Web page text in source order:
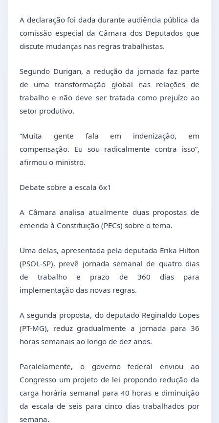
A declaração foi dada durante audiência pública da
comissão especial da Câmara dos Deputados que
discute mudanças nas regras trabalhistas.
Segundo Durigan, a redução da jornada faz parte
de uma transformação global nas relações de
trabalho e não deve ser tratada como prejuízo ao
setor produtivo.
“Muita gente fala em indenização, em
compensação. Eu sou radicalmente contra isso”,
afirmou o ministro.
Debate sobre a escala 6x1
A Câmara analisa atualmente duas propostas de
emenda à Constituição (PECs) sobre o tema.
Uma delas, apresentada pela deputada Erika Hilton
(PSOL-SP), prevê jornada semanal de quatro dias
de trabalho e prazo de 360 dias para
implementação das novas regras.
A segunda proposta, do deputado Reginaldo Lopes
(PT-MG), reduz gradualmente a jornada para 36
horas semanais ao longo de dez anos.
Paralelamente, o governo federal enviou ao
Congresso um projeto de lei propondo redução da
carga horária semanal para 40 horas e diminuição
da escala de seis para cinco dias trabalhados por
semana.